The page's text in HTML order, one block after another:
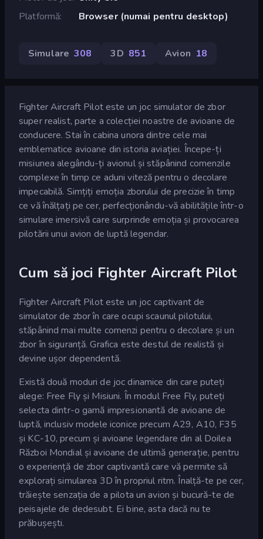
Platformă
Browser (numai pentru desktop)
Simulare 308 3D 851 Avion 18
Fighter Aircraft Pilot este un joc simulator de zbor
super realist, parte a colecției noastre de avioane de
conducere. Stai în cabina unora dintre cele mai
emblematice avioane din istoria aviației. Începe-ți
misiunea alegându-ți avionul și stăpânind comenzile
complexe în timp ce aduni viteză pentru o decolare
impecabilă. Simțiți emoția zborului de precizie în timp
ce vă înălțați pe cer, perfecționându-vă abilitățile într-o
simulare imersivă care surprinde emoția și provocarea
pilotării unui avion de luptă legendar.
Cum să joci Fighter Aircraft Pilot
Fighter Aircraft Pilot este un joc captivant de
simulator de zbor în care ocupi scaunul pilotului,
stăpânind mai multe comenzi pentru o decolare și un
zbor în siguranță. Grafica este destul de realistă și
devine ușor dependentă.
Există două moduri de joc dinamice din care puteți
alege: Free Fly și Misiuni. În modul Free Fly, puteți
selecta dintr-o gamă impresionantă de avioane de
luptă, inclusiv modele iconice precum A29, A10, F35
și KC-10, precum și avioane legendare din al Doilea
Război Mondial și avioane de ultimă generație, pentru
o experiență de zbor captivantă care vă permite să
explorați simularea 3D în propriul ritm. Înalță-te pe cer,
trăiește senzația de a pilota un avion și bucură-te de
peisajele de dedesubt. Ei bine, asta dacă nu te
prăbușești.